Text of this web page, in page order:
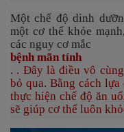
Một chế độ dinh
một cơ thể khỏe
các nguy cơ mắc
bệnh mãn tính
. . Đây là điều vô
bỏ qua. Bằng cách
thực hiện chế độ ăn
sẽ giúp cơ thể luôn